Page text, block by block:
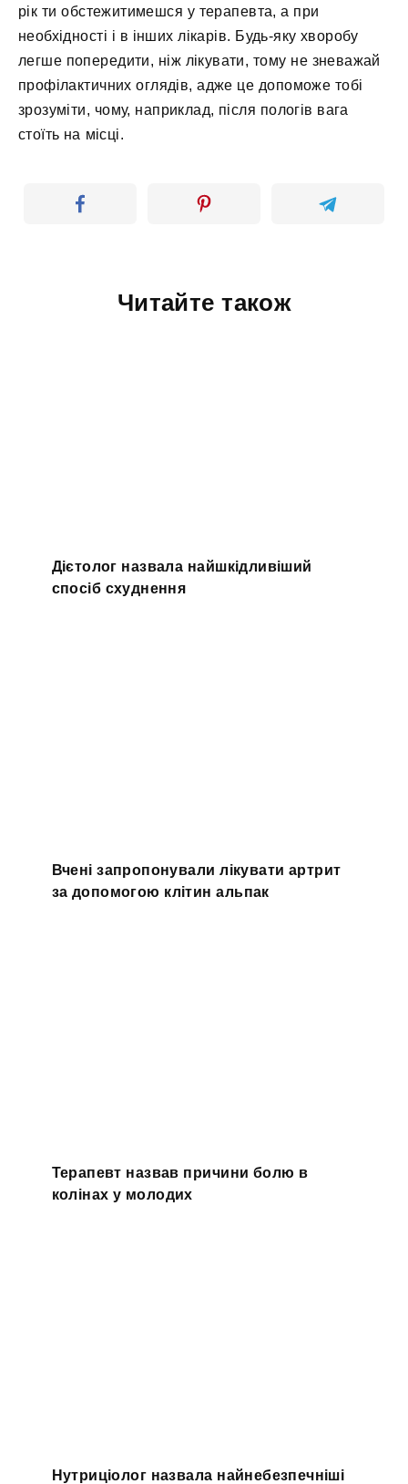
рік ти обстежитимешся у терапевта, а при
необхідності і в інших лікарів. Будь-яку хворобу
легше попередити, ніж лікувати, тому не зневажай
профілактичних оглядів, адже це допоможе тобі
зрозуміти, чому, наприклад, після пологів вага
стоїть на місці.
Читайте також
Дієтолог назвала найшкідливіший
спосіб схуднення
Вчені запропонували лікувати артрит
за допомогою клітин альпак
Терапевт назвав причини болю в
колінах у молодих
Нутриціолог назвала найнебезпечніші